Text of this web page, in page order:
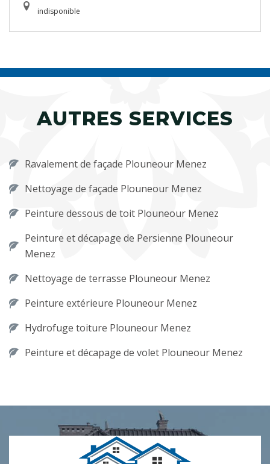
indisponible
AUTRES SERVICES
Ravalement de façade Plouneour Menez
Nettoyage de façade Plouneour Menez
Peinture dessous de toit Plouneour Menez
Peinture et décapage de Persienne Plouneour
Menez
Nettoyage de terrasse Plouneour Menez
Peinture extérieure Plouneour Menez
Hydrofuge toiture Plouneour Menez
Peinture et décapage de volet Plouneour Menez